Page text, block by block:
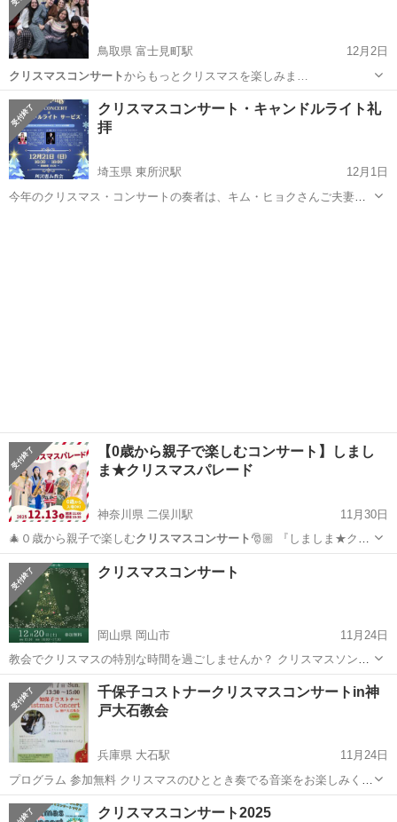
クリスマスコンサート
鳥取県 富士見町駅
12月2日
クリスマスコンサートからもっとクリスマスを楽しみま…
鳥取 米子市 富士見町駅 パーティー
クリスマスコンサート
クリスマスコンサート・キャンドルライト礼
拝
埼玉県 東所沢駅
12月1日
今年のクリスマス・コンサートの奏者は、キム・ヒョクさんご夫妻で
【0歳から親子で楽しむコンサート】しまし
ま★クリスマスパレード
神奈川県 二俣川駅
11月30日
🎄０歳から親子で楽しむクリスマスコンサート🎅🏼 『しましま★クリ
スマス…
神奈川 横浜市 二俣川駅 コンサート/ショー
クリスマスコンサート
岡山県 岡山市
11月24日
教会でクリスマスの特別な時間を過ごしませんか？ クリスマスソング
や賛美歌など心洗われる音楽に癒やされに来てください♡ 完全無料に
てコンサートを開催します。 16:00〜17:30 駐車場完備。 お...
岡山 岡山市 コンサート/ショー クリスマスコンサート
千保子コストナークリスマスコンサートin神
戸大石教会
兵庫県 大石駅
11月24日
プログラム 参加無料 クリスマスのひととき奏でる音楽をお楽しみくだ
さい。 お時間のある方はお茶をどうぞ
兵庫 神戸市 大石駅 コンサート/ショー
クリスマスコンサート2025